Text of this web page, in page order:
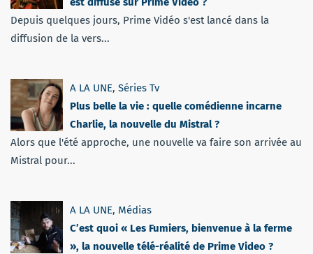
Depuis quelques jours, Prime Vidéo s'est lancé dans la
diffusion de la vers...
A LA UNE, Séries Tv
Plus belle la vie : quelle comédienne incarne
Charlie, la nouvelle du Mistral ?
Alors que l'été approche, une nouvelle va faire son arrivée au
Mistral pour...
A LA UNE, Médias
C’est quoi « Les Fumiers, bienvenue à la ferme
», la nouvelle télé-réalité de Prime Video ?